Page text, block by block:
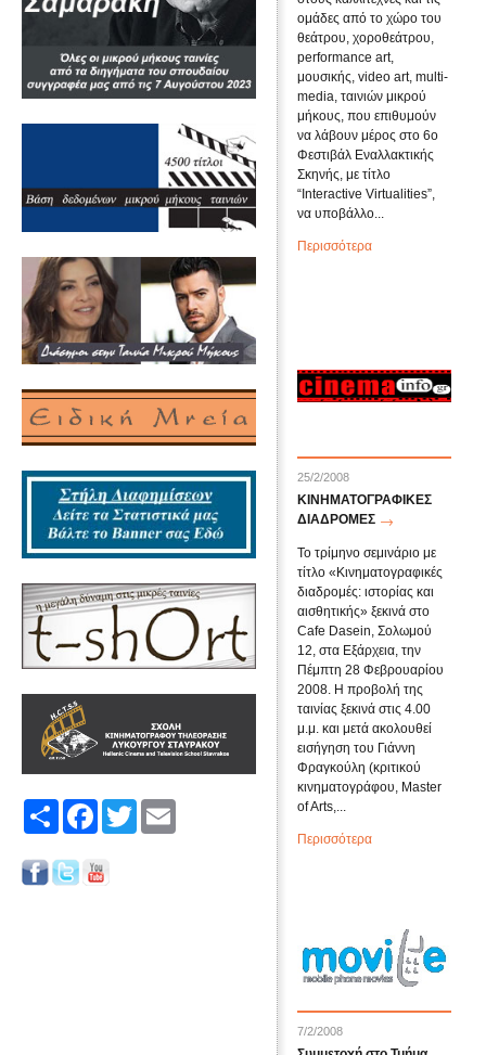
Share FacebookTwitter
ομάδες από το χώρο του
θεάτρου, χοροθεάτρου,
performance art,
μουσικής, video art, multi-
media, ταινιών μικρού
μήκους, που επιθυμούν
να λάβουν μέρος στο 6ο
Φεστιβάλ Εναλλακτικής
Σκηνής, με τίτλο
“Interactive Virtualities”,
να υποβάλλο...
Περισσότερα
25/2/2008
ΚΙΝΗΜΑΤΟΓΡΑΦΙΚΕΣ
ΔΙΑΔΡΟΜΕΣ
To τρίμηνο σεμινάριο με
τίτλο «Κινηματογραφικές
διαδρομές: ιστορίας και
αισθητικής» ξεκινά στο
Cafe Dasein, Σολωμού
12, στα Εξάρχεια, την
Πέμπτη 28 Φεβρουαρίου
2008. Η προβολή της
ταινίας ξεκινά στις 4.00
μ.μ. και μετά ακολουθεί
εισήγηση του Γιάννη
Φραγκούλη (κριτικού
κινηματογράφου, Master
of Arts,...
Περισσότερα
7/2/2008